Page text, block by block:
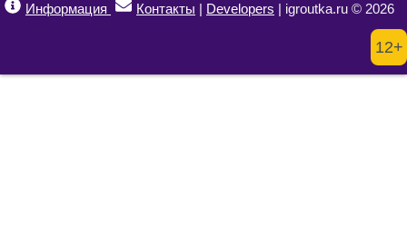
Информация Контакты | Developers | igroutka.ru © 2026
12+